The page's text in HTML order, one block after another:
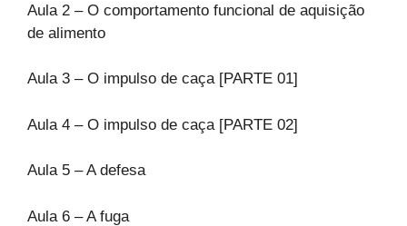
Aula 2 – O comportamento funcional de aquisição
de alimento
Aula 3 – O impulso de caça [PARTE 01]
Aula 4 – O impulso de caça [PARTE 02]
Aula 5 – A defesa
Aula 6 – A fuga